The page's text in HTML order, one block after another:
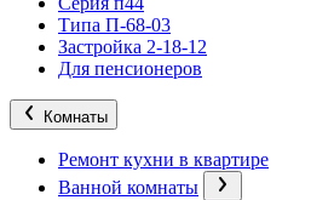
Типа П-68-03
Застройка 2-18-12
Для пенсионеров
Комнаты
Ремонт кухни в квартире
Ванной комнаты